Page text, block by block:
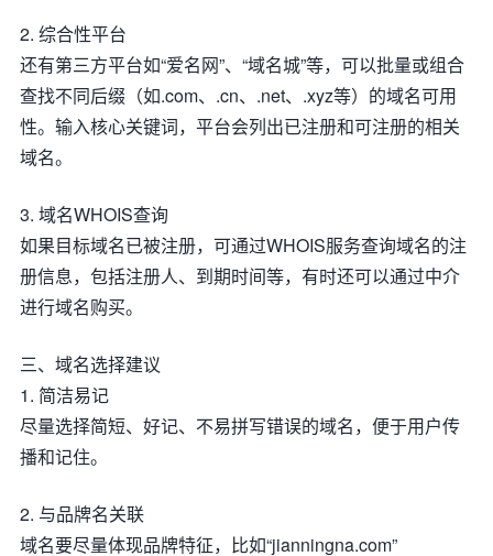
2. 综合性平台
还有第三方平台如“爱名网”、“域名城”等，可以批量或组合
查找不同后缀（如.com、.cn、.net、.xyz等）的域名可用
性。输入核心关键词，平台会列出已注册和可注册的相关
域名。
3. 域名WHOIS查询
如果目标域名已被注册，可通过WHOIS服务查询域名的注
册信息，包括注册人、到期时间等，有时还可以通过中介
进行域名购买。
三、域名选择建议
1. 简洁易记
尽量选择简短、好记、不易拼写错误的域名，便于用户传
播和记住。
2. 与品牌名关联
域名要尽量体现品牌特征，比如“jianningna.com”